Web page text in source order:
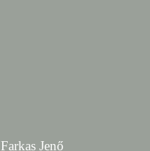
Farkas Jenő